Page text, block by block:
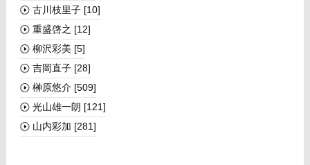
古川枝里子 [10]
重盛啓之 [12]
柳沢彩美 [5]
吉岡直子 [28]
榊󠄀原悠介 [509]
光山雄一朗 [121]
山内彩加 [281]